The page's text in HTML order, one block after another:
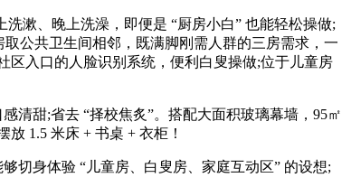
漱、晚上洗澡，即便是 “厨房小白” 也能轻松操做;
公共卫生间相邻，既满脚刚需人群的三房需求，一
区入口的人脸识别系统，便利白叟操做;位于儿童房
甜;省去 “择校焦炙”。搭配大面积玻璃幕墙，95㎡
1.5 米床 + 书桌 + 衣柜！
切身体验 “儿童房、白叟房、家庭互动区” 的设想;